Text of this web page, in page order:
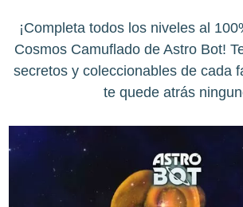
¡Completa todos los niveles al
Cosmos Camuflado de Astro Bot!
secretos y coleccionables de cada
te quede atrás